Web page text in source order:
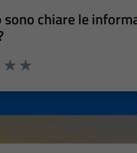
sono chiare le